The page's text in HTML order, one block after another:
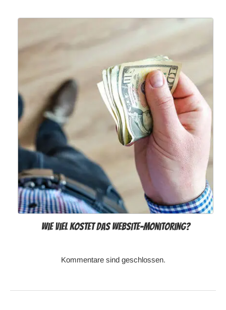
Wie viel kostet das Website-Monitoring?
Kommentare sind geschlossen.